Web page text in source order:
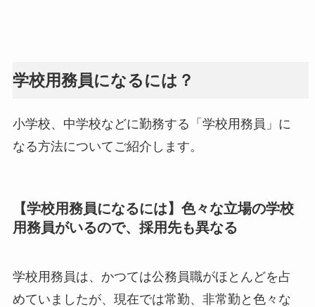
学校用務員になるには？
小学校、中学校などに勤務する「学校用務員」に
なる方法についてご紹介します。
【学校用務員になるには】色々な立場の学校
用務員がいるので、採用先も異なる
学校用務員は、かつては公務員職がほとんどを占
めていましたが、現在では常勤、非常勤と色々な